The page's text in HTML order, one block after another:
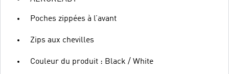
Poches zippées à l’avant
Zips aux chevilles
Couleur du produit : Black / White